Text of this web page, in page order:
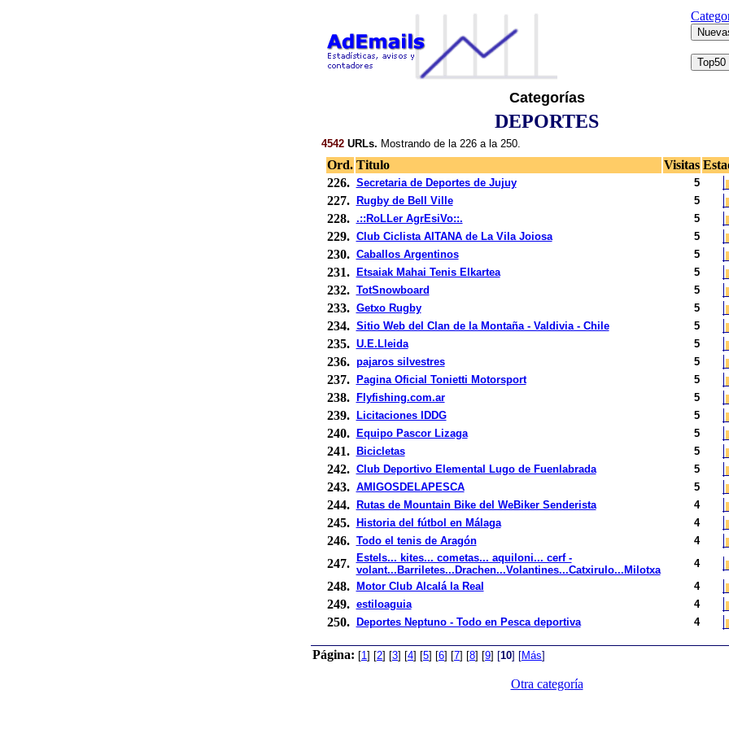
Categorías
DEPORTES
4542 URLs. Mostrando de la 226 a la 250.
Ord. Titulo Visitas
226. Secretaria de Deportes de Jujuy 5
227. Rugby de Bell Ville 5
228. .::RoLLer AgrEsiVo::. 5
229. Club Ciclista AITANA de La Vila Joiosa 5
230. Caballos Argentinos 5
231. Etsaiak Mahai Tenis Elkartea 5
232. TotSnowboard 5
233. Getxo Rugby 5
234. Sitio Web del Clan de la Montaña - Valdivia - Chile 5
235. U.E.Lleida 5
236. pajaros silvestres 5
237. Pagina Oficial Tonietti Motorsport 5
238. Flyfishing.com.ar 5
239. Licitaciones IDDG 5
240. Equipo Pascor Lizaga 5
241. Bicicletas 5
242. Club Deportivo Elemental Lugo de Fuenlabrada 5
243. AMIGOSDELAPESCA 5
244. Rutas de Mountain Bike del WeBiker Senderista 4
245. Historia del fútbol en Málaga 4
246. Todo el tenis de Aragón 4
247.
Estels... kites... cometas... aquiloni... cerf -
volant...Barriletes...Drachen...Volantines...Catxirulo...Milotxa
4
248. Motor Club Alcalá la Real 4
249. estiloaguia 4
250. Deportes Neptuno - Todo en Pesca deportiva 4
Página: [1] [2] [3] [4] [5] [6] [7] [8] [9] [10] [Más]
Otra categoría